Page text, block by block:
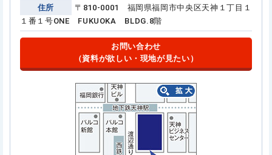
住所
〒810-0001 福岡県福岡市中央区天神１丁目１
１番１号ONE FUKUOKA BLDG.8階
お問い合わせ
（資料が欲しい・現地が見たい）